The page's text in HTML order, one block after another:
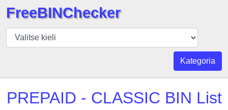
BIN
Tarkistaja
BIN
Määrä
FreeBINChecker
Kategoria
PREPAID - CLASSIC BIN List